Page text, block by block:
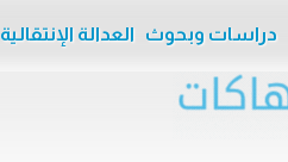
دراسات وبحوث
العدالة الإنتقالية